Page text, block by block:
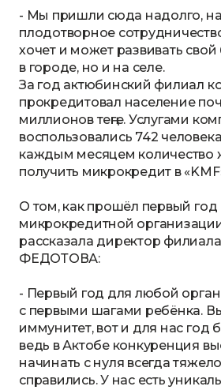
- Мы пришли сюда надолго,
плодотворное
хочет и может развивать свой
в городе, но и на селе.
За год актюбинский филиал
прокредитовал население
миллионов теңге. Услугами
воспользовались 742
каждым месяцем
получить микрокредит в
О том, как прошёл первый год
микрокредитной
рассказала директор
ФЕДОТОВА:
- Первый год для любой
с первыми шагами ребёнка.
иммунитет, вот и для нас год
ведь в Актобе конкуренция
начинать с нуля всегда
справились. У нас есть